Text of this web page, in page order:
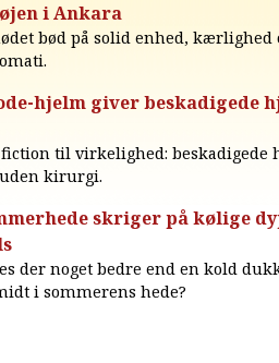
i Ankara
bød på solid enhed, kærlighed
hjelm giver beskadigede
fiction til virkelighed: beskadigede
kirurgi.
skriger på kølige
der noget bedre end en kold
i sommerens hede?